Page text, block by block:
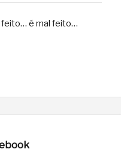
feito… é mal feito…